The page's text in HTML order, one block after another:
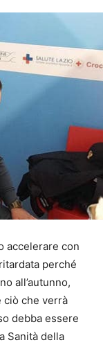
accelerare con
perché
all’autunno,
ciò che verrà
debba essere
Sanità della